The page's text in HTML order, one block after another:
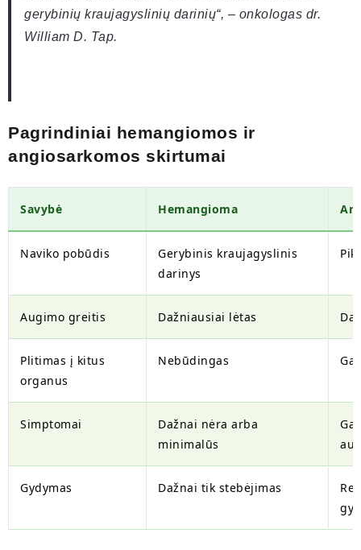
gerybinių kraujagyslinių darinių“, – onkologas dr.
William D. Tap.
Pagrindiniai hemangiomos ir
angiosarkomos skirtumai
Savybė Hemangioma
Naviko pobūdis
Gerybinis kraujagyslinis
darinys
Augimo greitis Dažniausiai lėtas
Plitimas į kitus
organus
Nebūdingas
Simptomai
Dažnai nėra arba
minimalūs
Gydymas Dažnai tik stebėjimas